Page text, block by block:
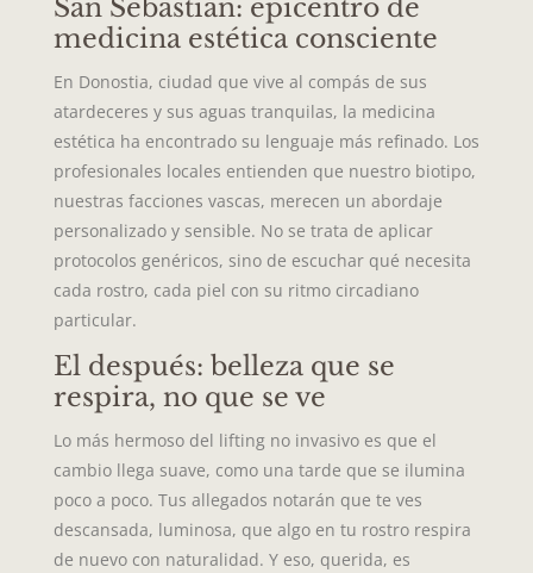
San Sebastián: epicentro de
medicina estética consciente
En Donostia, ciudad que vive al compás de sus
atardeceres y sus aguas tranquilas, la medicina
estética ha encontrado su lenguaje más refinado. Los
profesionales locales entienden que nuestro biotipo,
nuestras facciones vascas, merecen un abordaje
personalizado y sensible. No se trata de aplicar
protocolos genéricos, sino de escuchar qué necesita
cada rostro, cada piel con su ritmo circadiano
particular.
El después: belleza que se
respira, no que se ve
Lo más hermoso del lifting no invasivo es que el
cambio llega suave, como una tarde que se ilumina
poco a poco. Tus allegados notarán que te ves
descansada, luminosa, que algo en tu rostro respira
de nuevo con naturalidad. Y eso, querida, es